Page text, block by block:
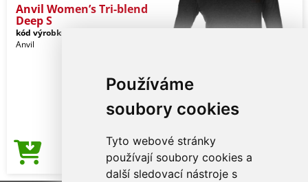
Používáme
soubory cookies
Tyto webové stránky
používají soubory cookies a
další sledovací nástroje s
Anvil Women’s Tri-blend
Deep S
kód výrobku:
Anvil
Cena od57,21Kč